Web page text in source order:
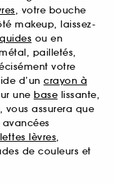
, votre bouche
makeup, laissez-
ou en
pailletés,
votre
d’un crayon à
une base lissante,
vous assurera que
lèvres,
de couleurs et